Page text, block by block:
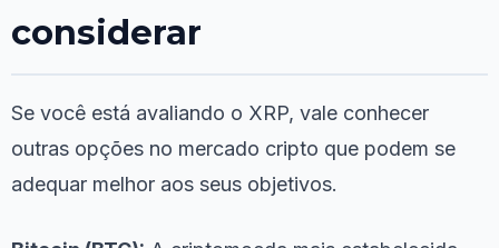
considerar
Se você está avaliando o XRP, vale conhecer
outras opções no mercado cripto que podem se
adequar melhor aos seus objetivos.